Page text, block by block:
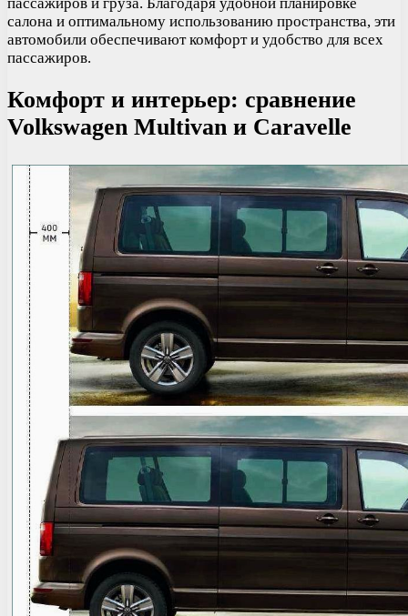
салона и оптимальному использованию пространства, эти
автомобили обеспечивают комфорт и удобство для всех
пассажиров.
Комфорт и интерьер: сравнение
Volkswagen Multivan и Caravelle